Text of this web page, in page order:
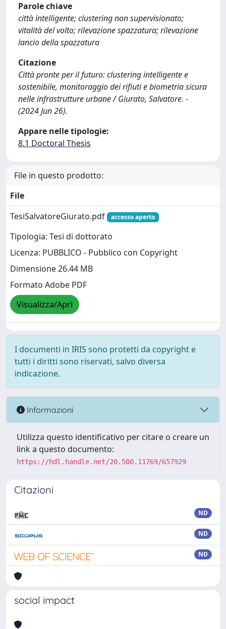
Parole chiave
città intelligente; clustering non supervisionato;
vitalità del volto; rilevazione spazzatura; rilevazione
lancio della spazzatura
Citazione
Città pronte per il futuro: clustering intelligente e
sostenibile, monitoraggio dei rifiuti e biometria sicura
nelle infrastrutture urbane / Giurato, Salvatore. -
(2024 Jun 26).
Appare nelle tipologie:
8.1 Doctoral Thesis
File in questo prodotto:
File
TesiSalvatoreGiurato.pdf
accesso aperto
Tipologia: Tesi di dottorato
Licenza: PUBBLICO - Pubblico con Copyright
Dimensione 26.44 MB
Formato Adobe PDF
Visualizza/Apri
I documenti in IRIS sono protetti da copyright e
tutti i diritti sono riservati, salvo diversa
indicazione.
Informazioni
Utilizza questo identificativo per citare o creare un
link a questo documento:
https://hdl.handle.net/20.500.11769/657929
Citazioni
ND
ND
ND
social impact